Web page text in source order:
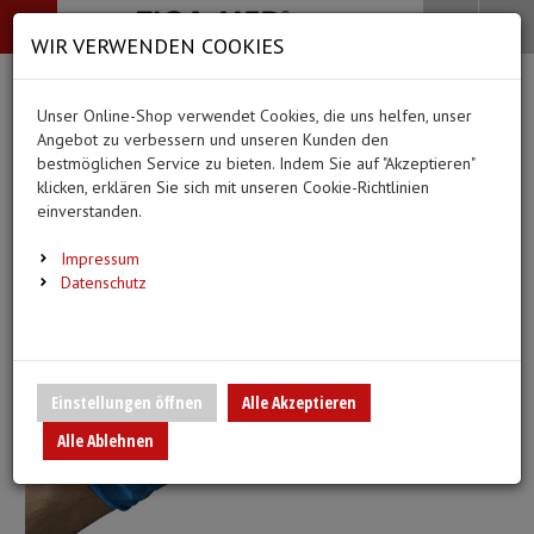
-->
Bekleidung
Alle Kategorien
BEKLEIDUNG (20 Ergebnisse)
Alle anzeigen
Handschuhe
Überschuhe
Esslätzchen
Hauben
Medizinische Hilfsmittel
Alle Kategorien
MEDIZINISCHE
Ergebnisse)
Urinbeutel/Beinbeutel
Pflege & Alltag
Alle Kategorien
PFLEGE & ALLTAG
Medikation
Urinflaschen &
Alle Kategorien
DIAGNOSTIK &
EKG-Elektroden &
Fieberthermometer
Ihr Warenkorb ist momentan leer.
Ergebnisse () Fertig
Menü Search
WIR VERWENDEN COOKIES
Unser Online-Shop verwendet Cookies, die uns helfen, unser
Angebot zu verbessern und unseren Kunden den
bestmöglichen Service zu bieten. Indem Sie auf "Akzeptieren"
klicken, erklären Sie sich mit unseren Cookie-Richtlinien
einverstanden.
Impressum
Datenschutz
Einstellungen öffnen
Alle Akzeptieren
Alle Ablehnen